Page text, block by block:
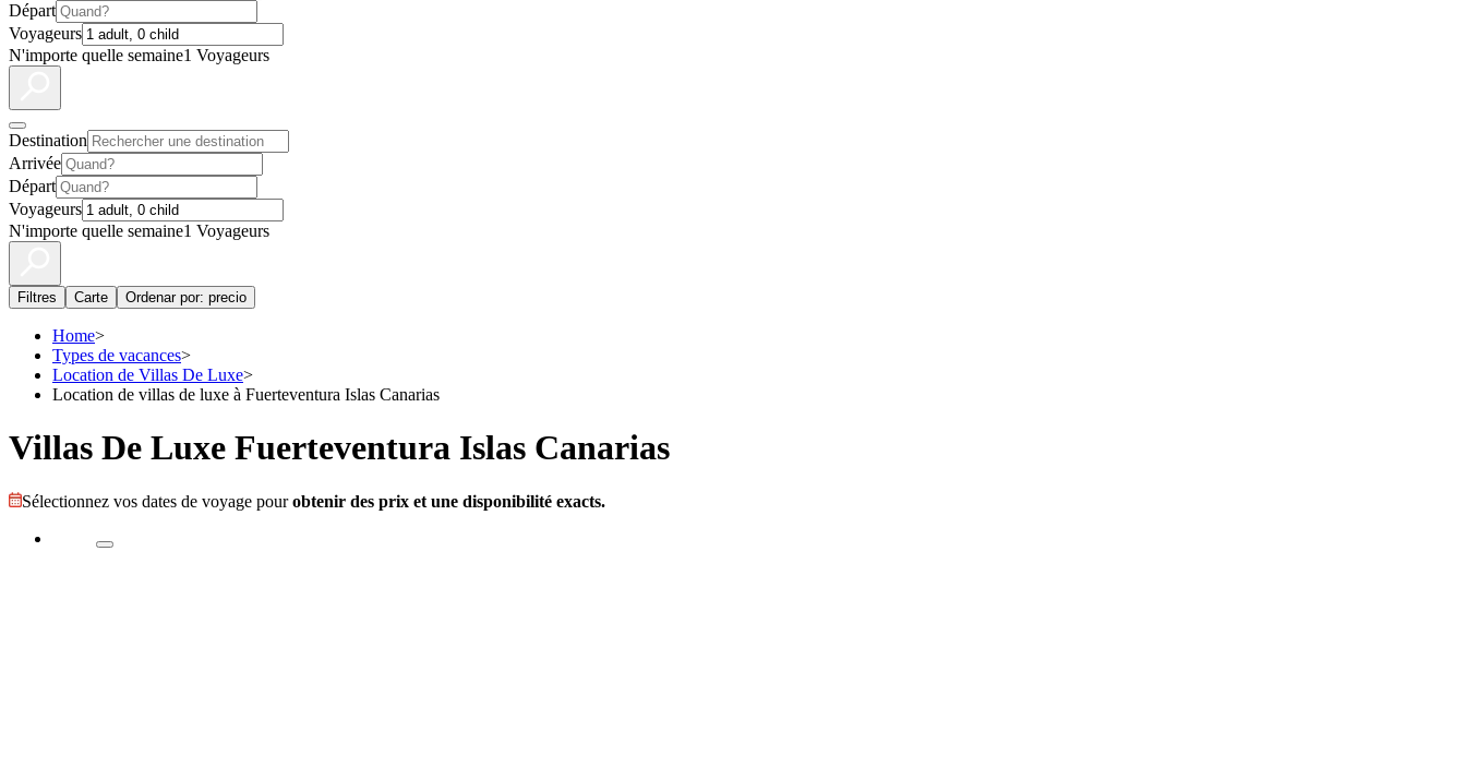
Départ
Voyageurs
N'importe quelle semaine1 Voyageurs
Destination
Arrivée
Départ
Voyageurs
N'importe quelle semaine1 Voyageurs
Filtres Carte Ordenar por: precio
Home>
Types de vacances>
Location de Villas De Luxe>
Location de villas de luxe à Fuerteventura Islas Canarias
Villas De Luxe Fuerteventura Islas Canarias
Sélectionnez vos dates de voyage pourobtenir des prix et une disponibilité exacts.